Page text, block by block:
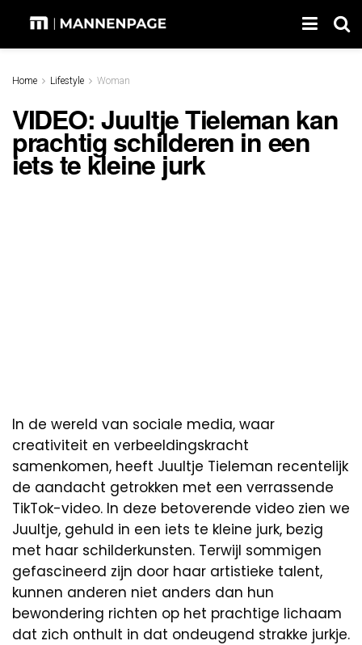
Home Lifestyle Woman
VIDEO: Juultje Tieleman kan
prachtig schilderen in een
iets te kleine jurk
In de wereld van sociale media, waar
creativiteit en verbeeldingskracht
samenkomen, heeft Juultje Tieleman recentelijk
de aandacht getrokken met een verrassende
TikTok-video. In deze betoverende video zien we
Juultje, gehuld in een iets te kleine jurk, bezig
met haar schilderkunsten. Terwijl sommigen
gefascineerd zijn door haar artistieke talent,
kunnen anderen niet anders dan hun
bewondering richten op het prachtige lichaam
dat zich onthult in dat ondeugend strakke jurkje.